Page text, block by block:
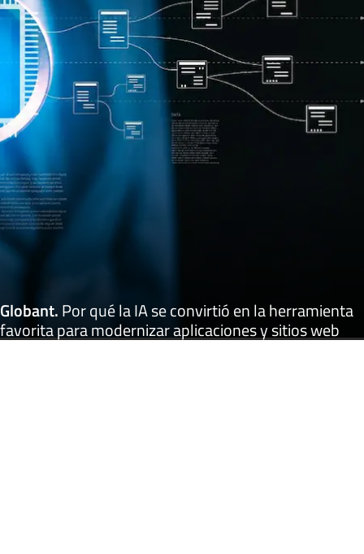
Globant.Por qué la IA se convirtió en la herramienta
favorita para modernizar aplicaciones y sitios web